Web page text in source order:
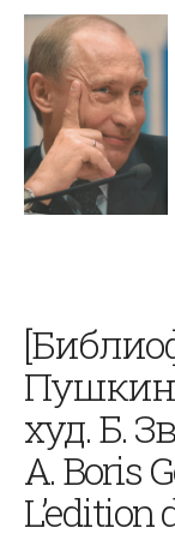
Пушкин,
худ. Б.
A. Boris
L’edition